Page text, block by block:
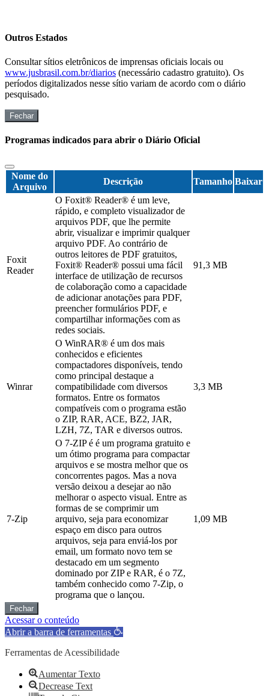
Outros Estados
Consultar sítios eletrônicos de imprensas oficiais locais ou
www.jusbrasil.com.br/diarios (necessário cadastro gratuito). Os
períodos digitalizados nesse sítio variam de acordo com o diário
pesquisado.
Fechar
Programas indicados para abrir o Diário Oficial
Nome do
Arquivo
Descrição Tamanho Baixar
Foxit
Reader
O Foxit® Reader® é um leve,
rápido, e completo visualizador de
arquivos PDF, que lhe permite
abrir, visualizar e imprimir qualquer
arquivo PDF. Ao contrário de
outros leitores de PDF gratuitos,
Foxit® Reader® possui uma fácil
interface de utilização de recursos
de colaboração como a capacidade
de adicionar anotações para PDF,
preencher formulários PDF, e
compartilhar informações com as
redes sociais.
91,3 MB
Winrar
O WinRAR® é um dos mais
conhecidos e eficientes
compactadores disponíveis, tendo
como principal destaque a
compatibilidade com diversos
formatos. Entre os formatos
compatíveis com o programa estão
o ZIP, RAR, ACE, BZ2, JAR,
LZH, 7Z, TAR e diversos outros.
3,3 MB
7-Zip
O 7-ZIP é é um programa gratuito e
um ótimo programa para compactar
arquivos e se mostra melhor que os
concorrentes pagos. Mas a nova
versão deixou a desejar ao não
melhorar o aspecto visual. Entre as
formas de se comprimir um
arquivo, seja para economizar
espaço em disco para outros
arquivos, seja para enviá-los por
email, um formato novo tem se
destacado em um segmento
dominado por ZIP e RAR, é o 7Z,
também conhecido como 7-Zip, o
programa que o lançou.
1,09 MB
Fechar
Acessar o conteúdo
Abrir a barra de ferramentas
Ferramentas de Acessibilidade
Aumentar Texto
Decrease Text